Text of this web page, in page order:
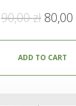
90,00zł 80,00
ADD TO CART